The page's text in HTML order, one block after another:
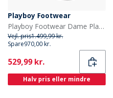
Playboy Footwear
Playboy Footwear Dame Playboys Fodtøj Toc1936 Sofia Loafers Brun/White Polido
Vejl. pris1.499,99 kr.
Spare970,00 kr.
Current
529,99 kr.
Halv pris eller mindre